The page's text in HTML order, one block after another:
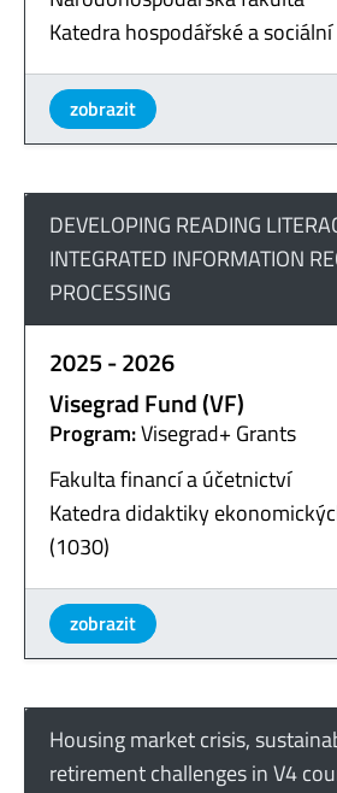
Katedra hospodářské a
zobrazit
DEVELOPING READING
INTEGRATED INFORMATION
PROCESSING
2025 - 2026
Visegrad Fund (VF)
Program:Visegrad+ Grants
Fakulta financí a účetnictví
Katedra didaktiky
(1030)
zobrazit
Housing market crisis,
retirement challenges in V4